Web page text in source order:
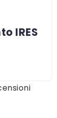
IRES